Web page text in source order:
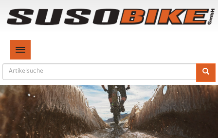
TOGGLE NAVIGATION